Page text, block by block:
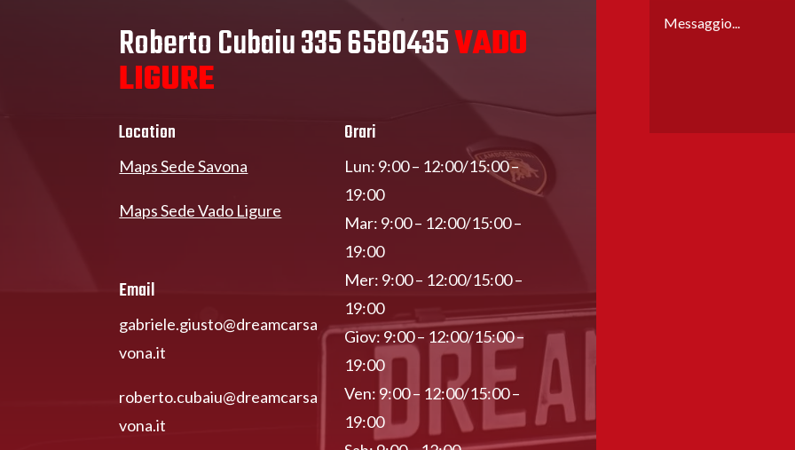
Roberto Cubaiu 335 6580435VADO
LIGURE
Location
Maps Sede Savona
Maps Sede Vado Ligure
Email
gabriele.giusto@dreamcarsa
vona.it
roberto.cubaiu@dreamcarsa
vona.it
Orari
Lun: 9:00 – 12:00/15:00 –
19:00
Mar: 9:00 – 12:00/15:00 –
19:00
Mer: 9:00 – 12:00/15:00 –
19:00
Giov: 9:00 – 12:00/15:00 –
19:00
Ven: 9:00 – 12:00/15:00 –
19:00